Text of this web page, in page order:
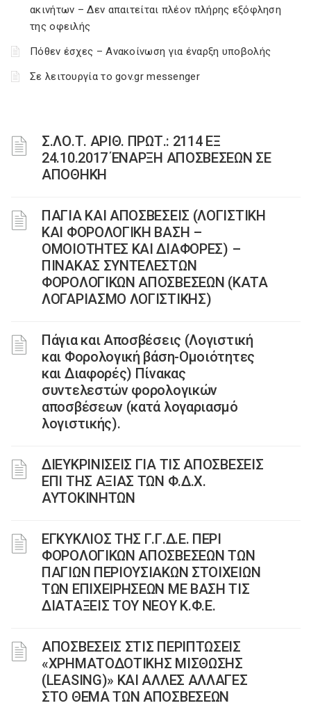
ακινήτων – Δεν απαιτείται πλέον πλήρης εξόφληση
της οφειλής
Πόθεν έσχες – Ανακοίνωση για έναρξη υποβολής
Σε λειτουργία το gov.gr messenger
Σ.ΛΟ.Τ. ΑΡΙΘ. ΠΡΩΤ.: 2114 ΕΞ
24.10.2017 ΈΝΑΡΞΗ ΑΠΟΣΒΕΣΕΩΝ ΣΕ
ΑΠΟΘΗΚΗ
ΠΑΓΙΑ ΚΑΙ ΑΠΟΣΒΕΣΕΙΣ (ΛΟΓΙΣΤΙΚΗ
ΚΑΙ ΦΟΡΟΛΟΓΙΚΗ ΒΑΣΗ –
ΟΜΟΙΟΤΗΤΕΣ ΚΑΙ ΔΙΑΦΟΡΕΣ) –
ΠΙΝΑΚΑΣ ΣΥΝΤΕΛΕΣΤΩΝ
ΦΟΡΟΛΟΓΙΚΩΝ ΑΠΟΣΒΕΣΕΩΝ (ΚΑΤΑ
ΛΟΓΑΡΙΑΣΜΟ ΛΟΓΙΣΤΙΚΗΣ)
Πάγια και Αποσβέσεις (Λογιστική
και Φορολογική βάση-Ομοιότητες
και Διαφορές) Πίνακας
συντελεστών φορολογικών
αποσβέσεων (κατά λογαριασμό
λογιστικής).
ΔΙΕΥΚΡΙΝΙΣΕΙΣ ΓΙΑ ΤΙΣ ΑΠΟΣΒΕΣΕΙΣ
ΕΠΙ ΤΗΣ ΑΞΙΑΣ ΤΩΝ Φ.Δ.Χ.
ΑΥΤΟΚΙΝΗΤΩΝ
ΕΓΚΥΚΛΙΟΣ ΤΗΣ Γ.Γ.Δ.Ε. ΠΕΡΙ
ΦΟΡΟΛΟΓΙΚΩΝ ΑΠΟΣΒΕΣΕΩΝ ΤΩΝ
ΠΑΓΙΩΝ ΠΕΡΙΟΥΣΙΑΚΩΝ ΣΤΟΙΧΕΙΩΝ
ΤΩΝ ΕΠΙΧΕΙΡΗΣΕΩΝ ΜΕ ΒΑΣΗ ΤΙΣ
ΔΙΑΤΑΞΕΙΣ ΤΟΥ ΝΕΟΥ Κ.Φ.Ε.
ΑΠΟΣΒΕΣΕΙΣ ΣΤΙΣ ΠΕΡΙΠΤΩΣΕΙΣ
«ΧΡΗΜΑΤΟΔΟΤΙΚΗΣ ΜΙΣΘΩΣΗΣ
(LEASING)» ΚΑΙ ΑΛΛΕΣ ΑΛΛΑΓΕΣ
ΣΤΟ ΘΕΜΑ ΤΩΝ ΑΠΟΣΒΕΣΕΩΝ